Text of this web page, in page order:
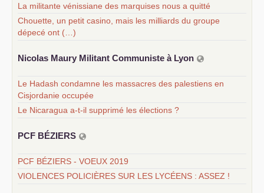
La militante vénissiane des marquises nous a quitté
Chouette, un petit casino, mais les milliards du groupe
dépecé ont (…)
Nicolas Maury Militant Communiste à Lyon
Le Hadash condamne les massacres des palestiens en
Cisjordanie occupée
Le Nicaragua a-t-il supprimé les élections ?
PCF BÉZIERS
PCF BÉZIERS - VOEUX 2019
VIOLENCES POLICIÈRES SUR LES LYCÉENS : ASSEZ !